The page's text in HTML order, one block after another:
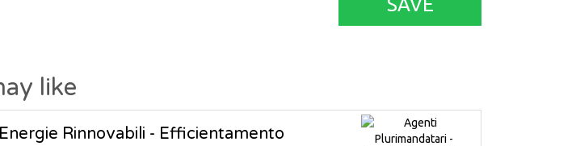
SAVE
like
Rinnovabili - Efficientamento